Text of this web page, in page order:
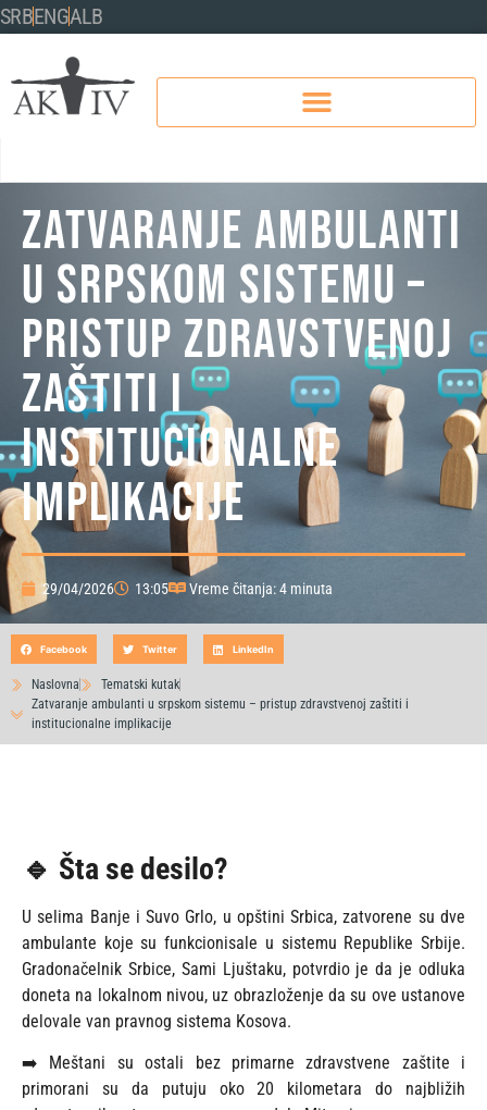
SRBENGALB
Zatvaranje ambulanti
u srpskom sistemu –
pristup zdravstvenoj
zaštiti i
institucionalne
implikacije
29/04/2026 13:05 Vreme čitanja: 4 minuta
Naslovna
Tematski kutak
Zatvaranje ambulanti u srpskom sistemu – pristup zdravstvenoj zaštiti i
institucionalne implikacije
Facebook Twitter LinkedIn
🔹 Šta se desilo?
U selima Banje i Suvo Grlo, u opštini Srbica, zatvorene su dve
ambulante koje su funkcionisale u sistemu Republike Srbije.
Gradonačelnik Srbice, Sami Ljuštaku, potvrdio je da je odluka
doneta na lokalnom nivou, uz obrazloženje da su ove ustanove
delovale van pravnog sistema Kosova.
➡️ Meštani su ostali bez primarne zdravstvene zaštite i
primorani su da putuju oko 20 kilometara do najbližih